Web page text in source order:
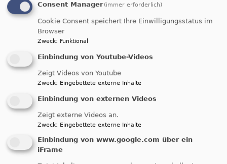
Bildrechte Arbeitsstelle kokon
Gewitter. Schwarze Wolken, Blitze, Sturmwind.
Eine Rose steht beschirmt im Vordergrund. Mitten
im Unwetter ein Refugium. Empathie.
Consent Manager (immer erforderlich)
Cookie Consent speichert Ihre Einwilligungsstatus im
Browser
Zweck: Funktional
Einbindung von Youtube-Videos
Zeigt Videos von Youtube
Zweck: Eingebettete externe Inhalte
Einbindung von externen Videos
Zeigt externe Videos an.
Zweck: Eingebettete externe Inhalte
Einbindung von www.google.com über ein
iFrame